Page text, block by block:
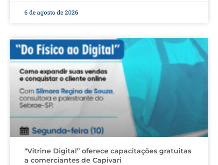
6 de agosto de 2026
“Vitrine Digital” oferece capacitações gratuitas
a comerciantes de Capivari